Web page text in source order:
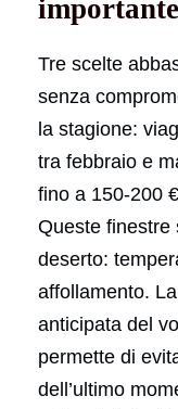
importante
Tre scelte
senza
la stagione:
tra febbraio e
fino a 150-200
Queste finestre
deserto:
affollamento.
anticipata del
permette di
dell’ultimo